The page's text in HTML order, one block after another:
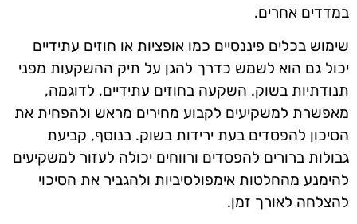
במדדים אחרים.
שימוש בכלים פיננסיים כמו אופציות או חוזים עתידיים
יכול גם הוא לשמש כדרך להגן על תיק ההשקעות מפני
תנודתיות בשוק. השקעה בחוזים עתידיים, לדוגמה,
מאפשרת למשקיעים לקבוע מחירים מראש ולהפחית את
הסיכון להפסדים בעת ירידות בשוק. בנוסף, קביעת
גבולות ברורים להפסדים ורווחים יכולה לעזור למשקיעים
להימנע מהחלטות אימפולסיביות ולהגביר את הסיכוי
להצלחה לאורך זמן.